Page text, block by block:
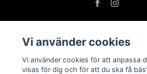
Öppettider
Vi använder cookies
Vi använder cookies för att anpassa
visas för dig och för att du ska få